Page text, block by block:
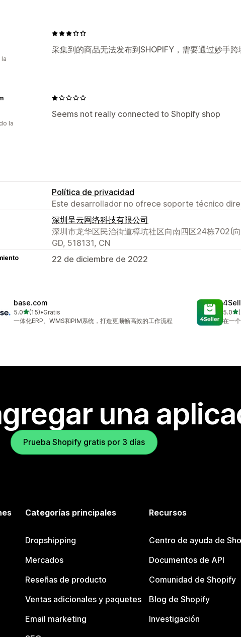
采集到的商品无法发布到SHOPIFY，需要通过妙手跨
Seems not really connected to Shopify shop
la
Política de privacidad
Este desarrollador no ofrece soporte técnico
深圳呈云网络科技有限公司
深圳市龙华区民治街道樟坑社区向南四区24栋702(
GD, 518131, CN
22 de diciembre de 2022
base.com
5.0de 5 estrellas
(15)
15 reseñas en total
•Gratis
一体化ERP、WMS和PIM系统，打造更顺畅高效的工作流程
5.0de
43
在一
una
Prueba Shopify gratis por 3 días
Categorías principales
Dropshipping
Mercados
Reseñas de producto
Ventas adicionales y paquetes
Email marketing
Recursos
Centro de ayuda de
Documentos de API
Comunidad de Shopify
Blog de Shopify
Investigación